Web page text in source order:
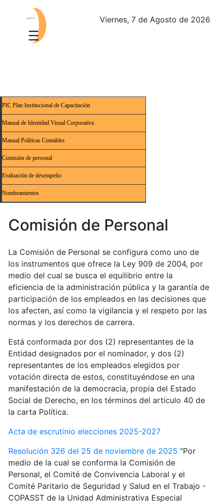
Viernes, 7 de Agosto de 2026
PIC Plan Institucional de Capacitación
Manual de Identidad Visual Corporativa
Manual Políticas Contables
Comisión de personal
Evaluación de desempeño
Nombramientos
Comisión de Personal
La Comisión de Personal se configura como uno de
los instrumentos que ofrece la Ley 909 de 2004, por
medio del cual se busca el equilibrio entre la
eficiencia de la administración pública y la garantía de
participación de los empleados en las decisiones que
los afecten, así como la vigilancia y el respeto por las
normas y los derechos de carrera.
Está conformada por dos (2) representantes de la
Entidad designados por el nominador, y dos (2)
representantes de los empleados elegidos por
votación directa de estos, constituyéndose en una
manifestación de la democracia, propia del Estado
Social de Derecho, en los términos del artículo 40 de
la carta Política.
Acta de escrutinio elecciones 2025-2027
Resolución 326 del 25 de noviembre de 2025 "Por
medio de la cual se conforma la Comisión de
Personal, el Comité de Convivencia Laboral y el
Comité Paritario de Seguridad y Salud en el Trabajo -
COPASST de la Unidad Administrativa Especial